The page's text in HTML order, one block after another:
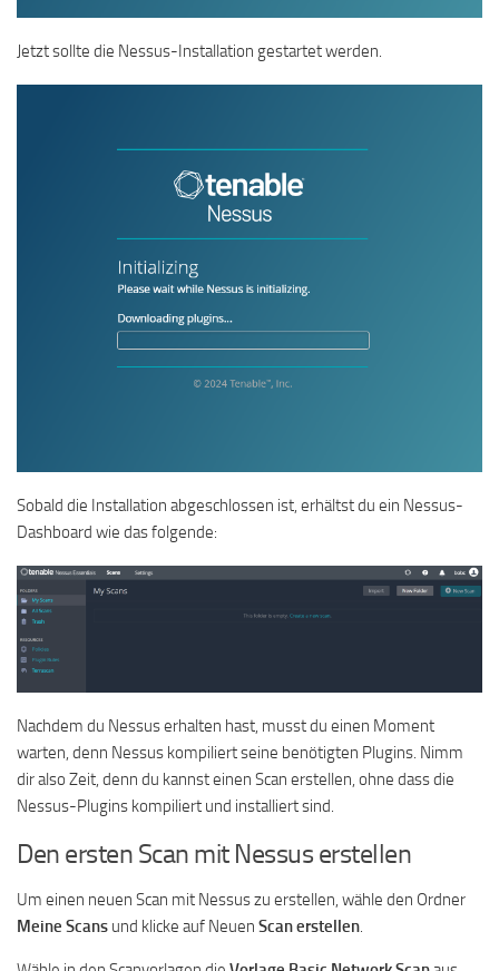
Jetzt sollte die Nessus-Installation gestartet werden.
Sobald die Installation abgeschlossen ist, erhältst du ein Nessus-
Dashboard wie das folgende:
Nachdem du Nessus erhalten hast, musst du einen Moment
warten, denn Nessus kompiliert seine benötigten Plugins. Nimm
dir also Zeit, denn du kannst einen Scan erstellen, ohne dass die
Nessus-Plugins kompiliert und installiert sind.
Den ersten Scan mit Nessus erstellen
Um einen neuen Scan mit Nessus zu erstellen, wähle den Ordner
Meine Scans und klicke auf Neuen Scan erstellen.